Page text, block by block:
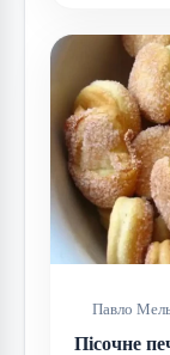
Павло
Пісочне